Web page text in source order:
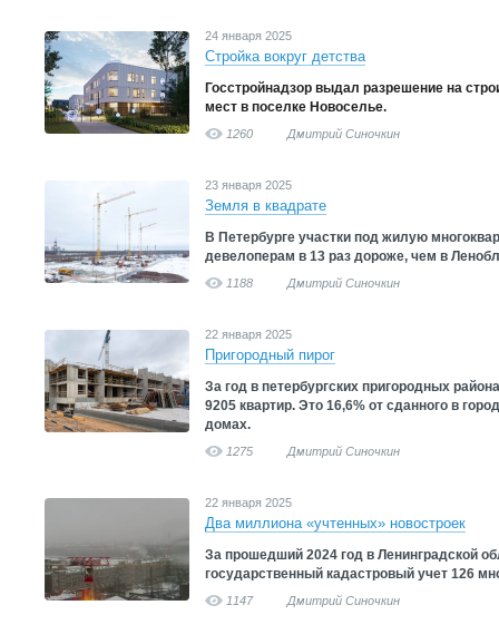
24 января 2025
Стройка вокруг детства
Госстройнадзор выдал разрешение на
мест в поселке Новоселье.
1260 Дмитрий Синочкин
23 января 2025
Земля в квадрате
В Петербурге участки под жилую
девелоперам в 13 раз дороже, чем в
1188 Дмитрий Синочкин
22 января 2025
Пригородный пирог
За год в петербургских пригородных
9205 квартир. Это 16,6% от сданного в
домах.
1275 Дмитрий Синочкин
22 января 2025
Два миллиона «учтенных» новостроек
За прошедший 2024 год в Ленинградской
государственный кадастровый учет 126
1147 Дмитрий Синочкин